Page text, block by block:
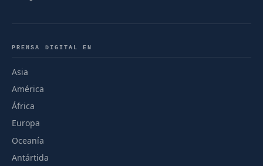
PRENSA DIGITAL EN
Asia
América
África
Europa
Oceanía
Antártida